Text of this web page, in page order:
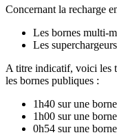
Concernant la recharge
Les bornes multi-
Les
A titre indicatif, voici les
les bornes publiques :
1h40 sur une
1h00 sur une
0h54 sur une